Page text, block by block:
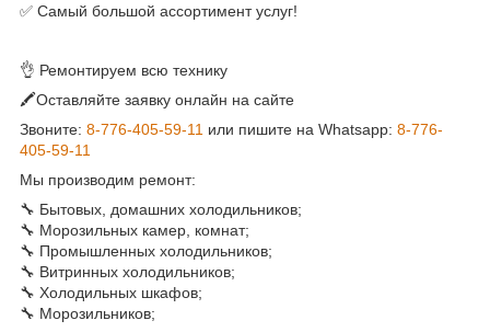
✅ Самый большой ассортимент услуг!
👌 Ремонтируем всю технику
🖍Оставляйте заявку онлайн на сайте
Звоните: 8-776-405-59-11 или пишите на Whatsapp: 8-776-
405-59-11
Мы производим ремонт:
🔧 Бытовых, домашних холодильников;
🔧 Морозильных камер, комнат;
🔧 Промышленных холодильников;
🔧 Витринных холодильников;
🔧 Холодильных шкафов;
🔧 Морозильников;